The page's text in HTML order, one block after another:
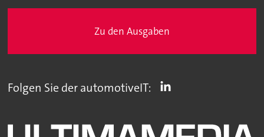
Zu den Ausgaben
Folgen Sie der automotiveIT: